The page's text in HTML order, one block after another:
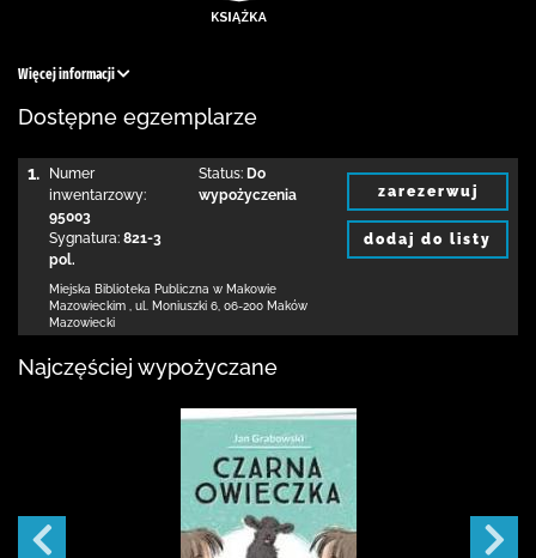
Więcej informacji
Dostępne egzemplarze
1.
Numer
inwentarzowy:
95003
Sygnatura: 821-3
pol.
Status: Do
wypożyczenia
Miejska Biblioteka Publiczna w Makowie
Mazowieckim
ul. Moniuszki 6 06-200 Maków
Mazowiecki
zarezerwuj
dodaj do listy
Najczęściej wypożyczane